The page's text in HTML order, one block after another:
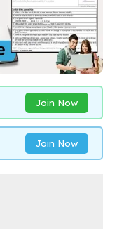
Join Now
Join Now